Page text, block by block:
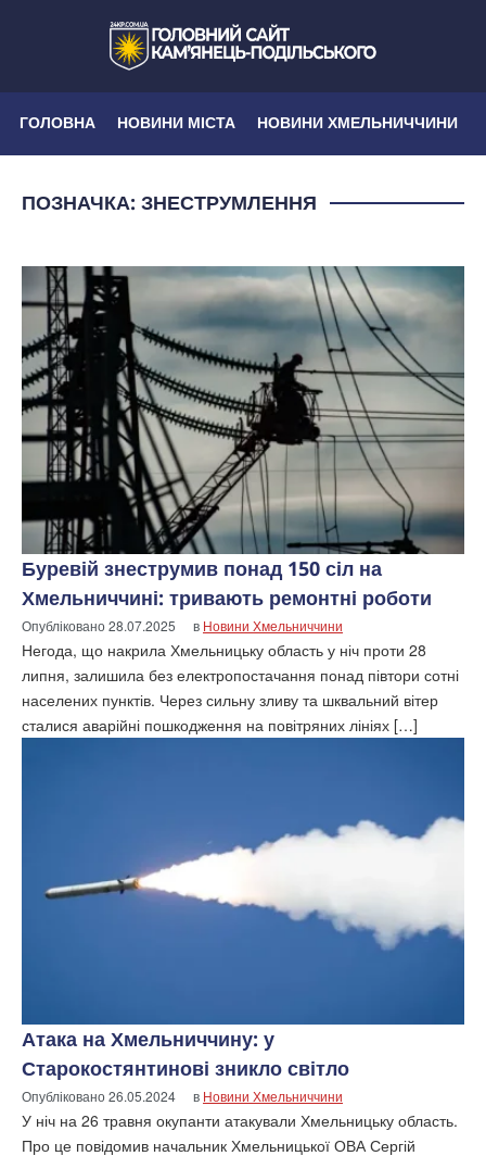
ГОЛОВНА НОВИНИ МІСТА НОВИНИ ХМЕЛЬНИЧЧИНИ
ПОЗНАЧКА: ЗНЕСТРУМЛЕННЯ
Буревій знеструмив понад 150 сіл на
Хмельниччині: тривають ремонтні роботи
Опубліковано28.07.2025 в Новини Хмельниччини
Негода, що накрила Хмельницьку область у ніч проти 28
липня, залишила без електропостачання понад півтори сотні
населених пунктів. Через сильну зливу та шквальний вітер
сталися аварійні пошкодження на повітряних лініях […]
Атака на Хмельниччину: у
Старокостянтинові зникло світло
Опубліковано26.05.2024 в Новини Хмельниччини
У ніч на 26 травня окупанти атакували Хмельницьку область.
Про це повідомив начальник Хмельницької ОВА Сергій